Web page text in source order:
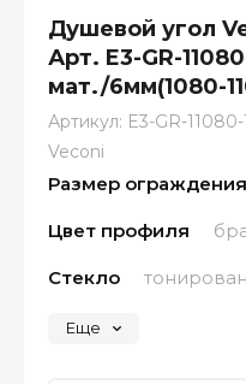
Душевой угол
Арт. E3-GR-
мат./6мм(1080-
Артикул: E3-GR-11080-
Veconi
Размер ограждения
Цвет профиля
Стекло
Еще